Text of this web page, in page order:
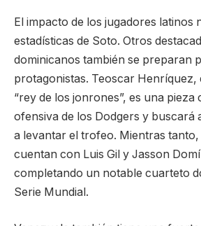
El impacto de los jugadores latinos
estadísticas de Soto. Otros
dominicanos también se preparan
protagonistas. Teoscar Henríquez,
“rey de los jonrones”, es una pieza
ofensiva de los Dodgers y buscará
a levantar el trofeo. Mientras tanto,
cuentan con Luis Gil y Jasson
completando un notable cuarteto
Serie Mundial.